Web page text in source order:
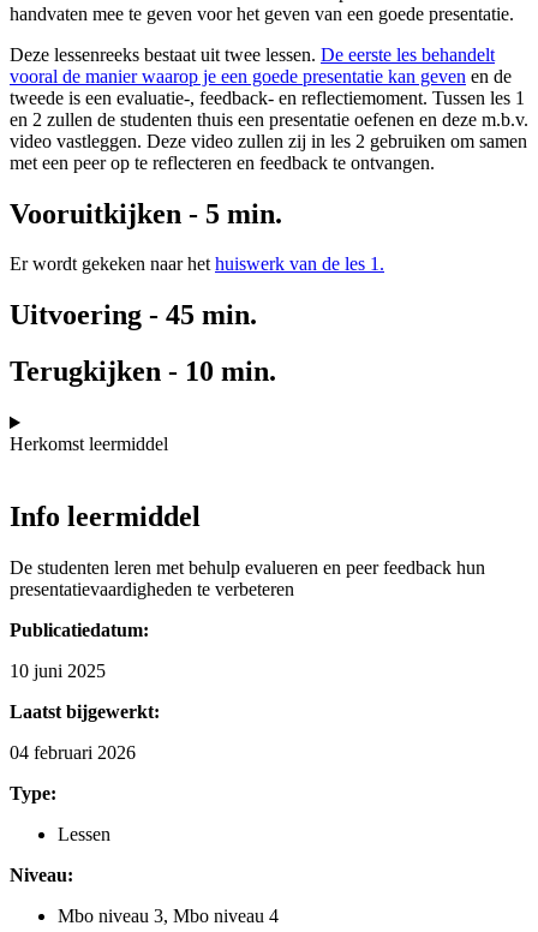
handvaten mee te geven voor het geven van een goede presentatie.
Deze lessenreeks bestaat uit twee lessen. De eerste les behandelt
vooral de manier waarop je een goede presentatie kan geven en de
tweede is een evaluatie-, feedback- en reflectiemoment. Tussen les 1
en 2 zullen de studenten thuis een presentatie oefenen en deze m.b.v.
video vastleggen. Deze video zullen zij in les 2 gebruiken om samen
met een peer op te reflecteren en feedback te ontvangen.
Vooruitkijken - 5 min.
Er wordt gekeken naar hethuiswerk van de les 1.
Uitvoering - 45 min.
Terugkijken - 10 min.
Herkomst leermiddel
Info leermiddel
De studenten leren met behulp evalueren en peer feedback hun
presentatievaardigheden te verbeteren
Publicatiedatum:
10 juni 2025
Laatst bijgewerkt:
04 februari 2026
Type:
Lessen
Niveau:
Mbo niveau 3, Mbo niveau 4